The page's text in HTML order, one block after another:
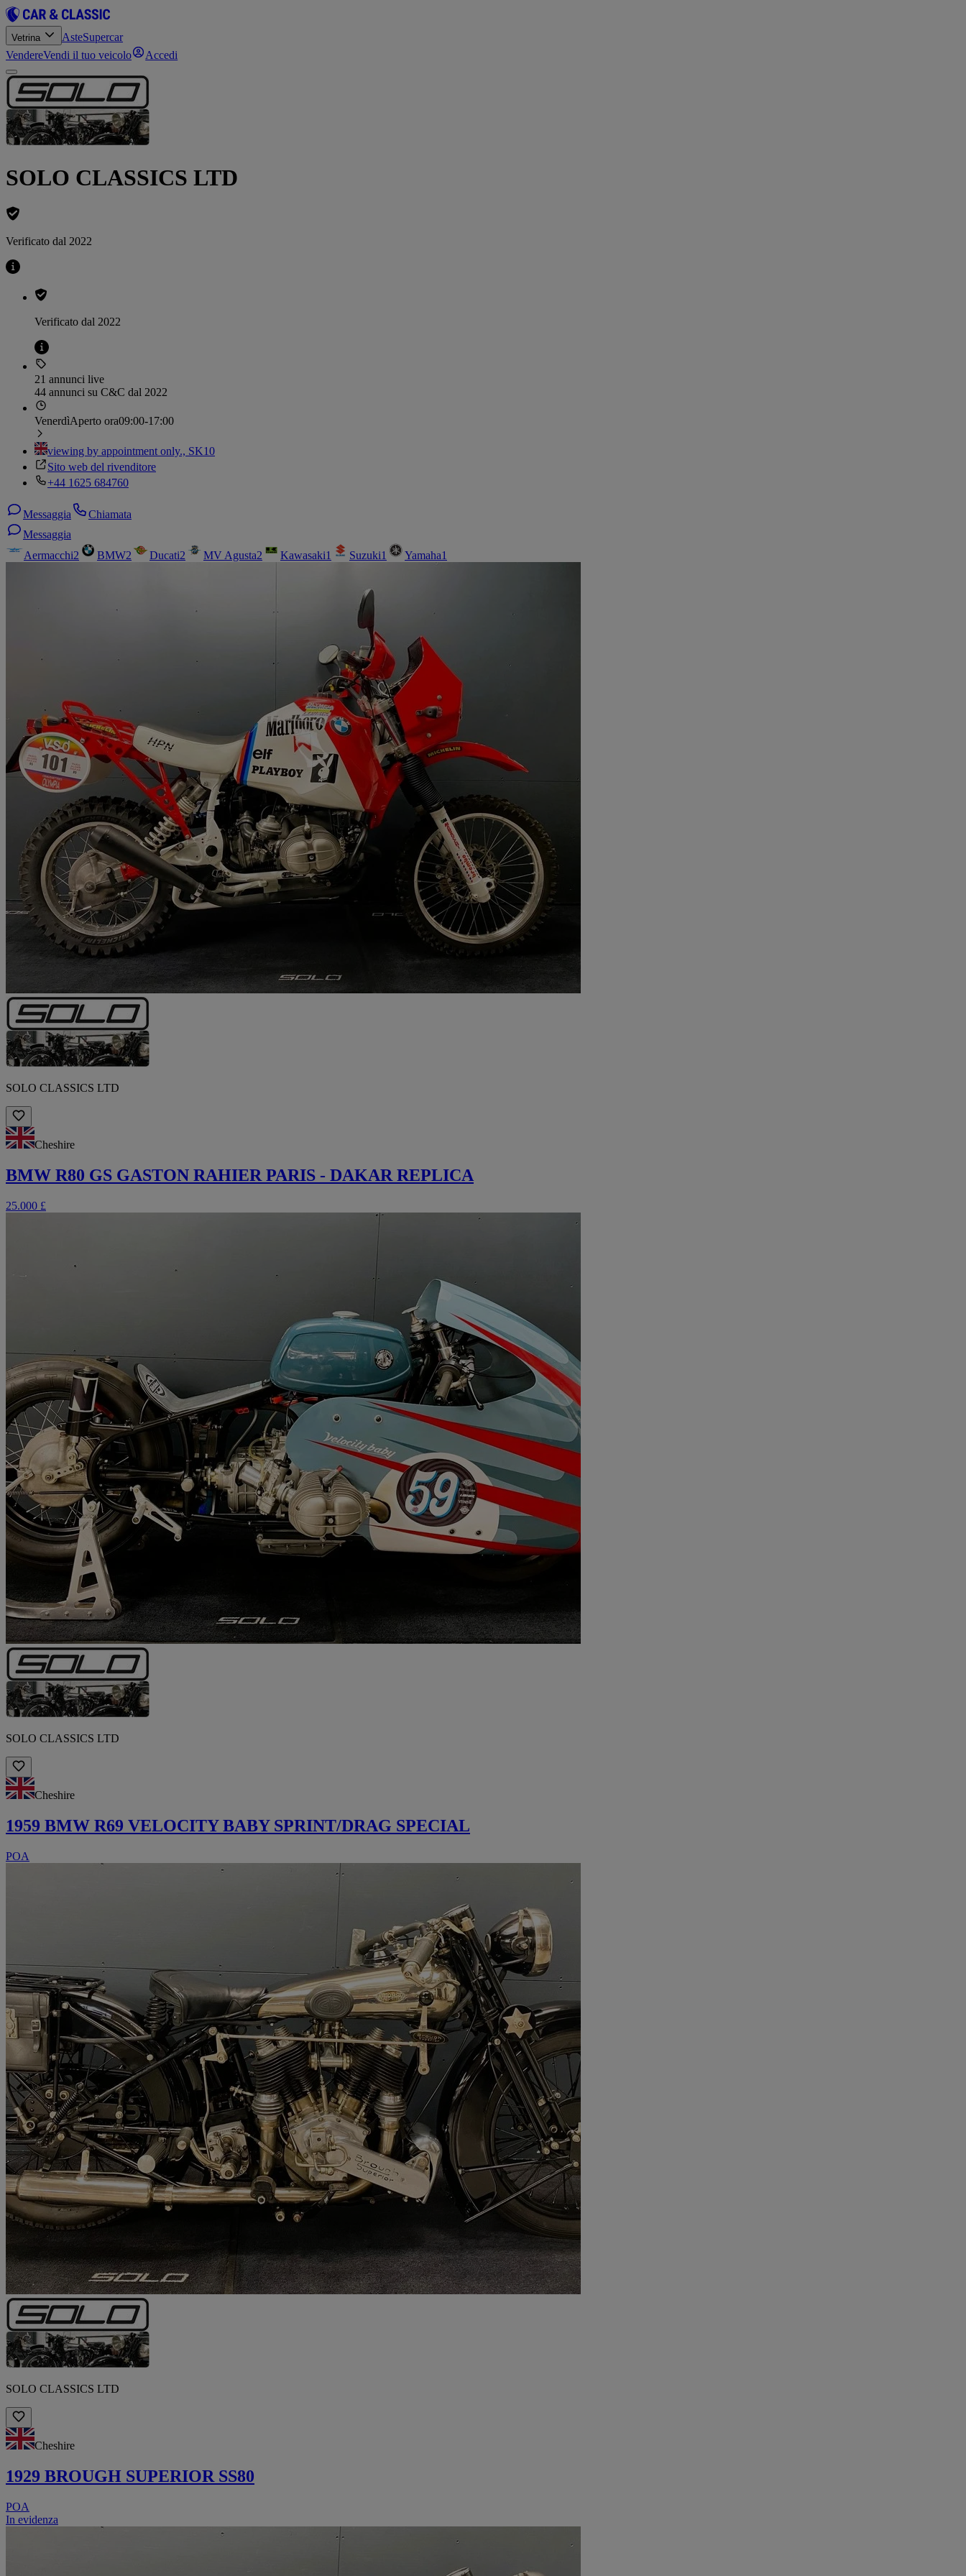
Vetrina AsteSupercar
VendereVendi il tuo veicolo Accedi
SOLO CLASSICS LTD
Verificato dal 2022
Verificato dal 2022
21 annunci live
44 annunci su C&C dal 2022
VenerdìAperto ora09:00-17:00
viewing by appointment only., SK10
Sito web del rivenditore
+44 1625 684760
Messaggia
Chiamata
Messaggia
Aermacchi2 BMW2 Ducati2 MV Agusta2 Kawasaki1 Suzuki1 Yamaha1
SOLO CLASSICS LTD
Cheshire
BMW R80 GS GASTON RAHIER PARIS - DAKAR REPLICA
25.000 £
SOLO CLASSICS LTD
Cheshire
1959 BMW R69 VELOCITY BABY SPRINT/DRAG SPECIAL
POA
SOLO CLASSICS LTD
Cheshire
1929 BROUGH SUPERIOR SS80
POA
In evidenza